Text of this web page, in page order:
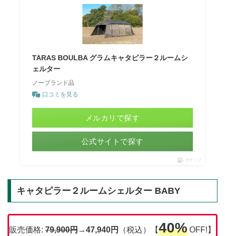
TARAS BOULBA グラムキャタピラー２ルームシ
ェルター
ノーブランド品
口コミを見る
メルカリで探す
公式サイトで探す
ポチップ
キャタピラー２ルームシェルター BABY
販売価格: 79,900円→47,940円 （税込）【40% OFF!】